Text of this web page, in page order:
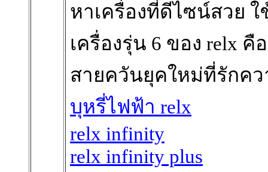
หาเครื่องที่ดีไซน์สวย
เครื่องรุ่น 6 ของ relx
สายควันยุคใหม่ที่รักค
บุหรี่ไฟฟ้า relx
relx infinity
relx infinity plus